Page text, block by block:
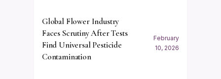
Global Flower Industry
Faces Scrutiny After Tests
Find Universal Pesticide
Contamination
February
10, 2026